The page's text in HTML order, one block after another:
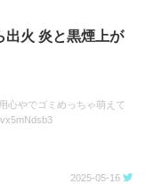
出火 炎と黒煙上が
心やでゴミめっちゃ萌えて
2025-05-16